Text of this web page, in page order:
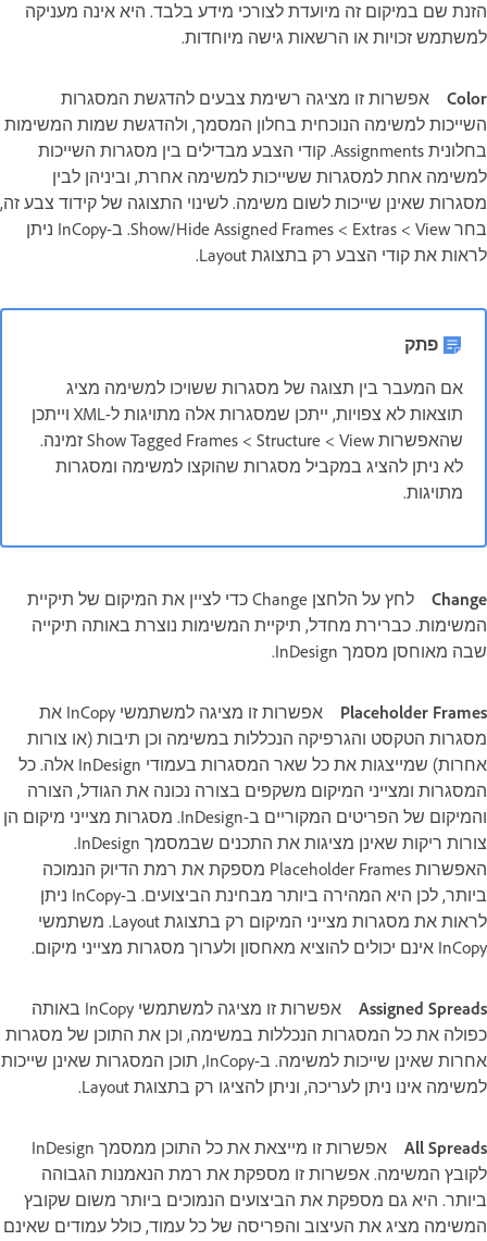
הזנת שם במיקום זה מיועדת לצורכי מידע בלבד. היא אינה מעניקה
למשתמש זכויות או הרשאות גישה מיוחדות.
Color
אפשרות זו מציגה רשימת צבעים להדגשת המסגרות
השייכות למשימה הנוכחית בחלון המסמך, ולהדגשת שמות המשימות
בחלונית Assignments. קודי הצבע מבדילים בין מסגרות השייכות
למשימה אחת למסגרות ששייכות למשימה אחרת, וביניהן לבין
מסגרות שאינן שייכות לשום משימה. לשינוי התצוגה של קידוד צבע זה,
בחר View‏ ‏> Extras‏ ‏> Show/Hide Assigned Frames. ב-InCopy ניתן
לראות את קודי הצבע רק בתצוגת Layout.
פתק
אם המעבר בין תצוגה של מסגרות ששויכו למשימה מציג
תוצאות לא צפויות, ייתכן שמסגרות אלה מתויגות ל-XML וייתכן
שהאפשרות View ‏> Structure ‏> Show Tagged Frames זמינה.
לא ניתן להציג במקביל מסגרות שהוקצו למשימה ומסגרות
מתויגות.
Change
לחץ על הלחצן Change כדי לציין את המיקום של תיקיית
המשימות. כברירת מחדל, תיקיית המשימות נוצרת באותה תיקייה
שבה מאוחסן מסמך InDesign.
Placeholder Frames
אפשרות זו מציגה למשתמשי InCopy את
מסגרות הטקסט והגרפיקה הנכללות במשימה וכן תיבות (או צורות
אחרות) שמייצגות את כל שאר המסגרות בעמודי InDesign אלה. כל
המסגרות ומצייני המיקום משקפים בצורה נכונה את הגודל, הצורה
והמיקום של הפריטים המקוריים ב-InDesign. מסגרות מצייני מיקום הן
צורות ריקות שאינן מציגות את התכנים שבמסמך InDesign.
האפשרות Placeholder Frames מספקת את רמת הדיוק הנמוכה
ביותר, לכן היא המהירה ביותר מבחינת הביצועים. ב-InCopy ניתן
לראות את מסגרות מצייני המיקום רק בתצוגת Layout. משתמשי
InCopy אינם יכולים להוציא מאחסון ולערוך מסגרות מצייני מיקום.
Assigned Spreads
אפשרות זו מציגה למשתמשי InCopy באותה
כפולה את כל המסגרות הנכללות במשימה, וכן את התוכן של מסגרות
אחרות שאינן שייכות למשימה. ב-InCopy, תוכן המסגרות שאינן שייכות
למשימה אינו ניתן לעריכה, וניתן להציגו רק בתצוגת Layout.
All Spreads
אפשרות זו מייצאת את כל התוכן ממסמך InDesign
לקובץ המשימה. אפשרות זו מספקת את רמת הנאמנות הגבוהה
ביותר. היא גם מספקת את הביצועים הנמוכים ביותר משום שקובץ
המשימה מציג את העיצוב והפריסה של כל עמוד, כולל עמודים שאינם